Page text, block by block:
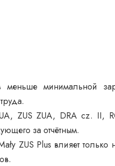
минимальной
ZUS ZUA, DRA cz. II,
за отчётным.
ZUS Plus влияет